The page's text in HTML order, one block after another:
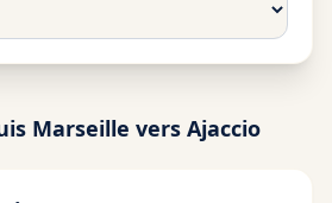
Marseille vers Ajaccio